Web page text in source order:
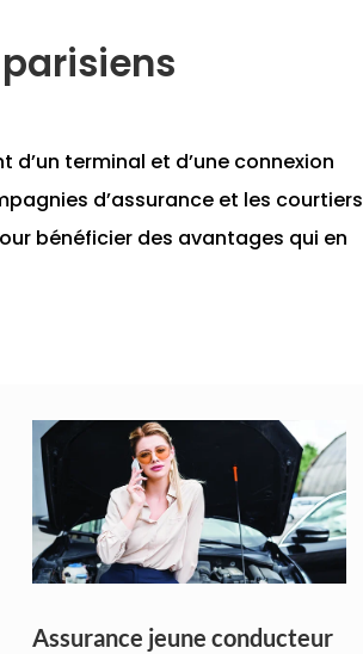
terminal et d’une connexion
d’assurance et les courtiers
bénéficier des avantages qui en
Assurance jeune conducteur